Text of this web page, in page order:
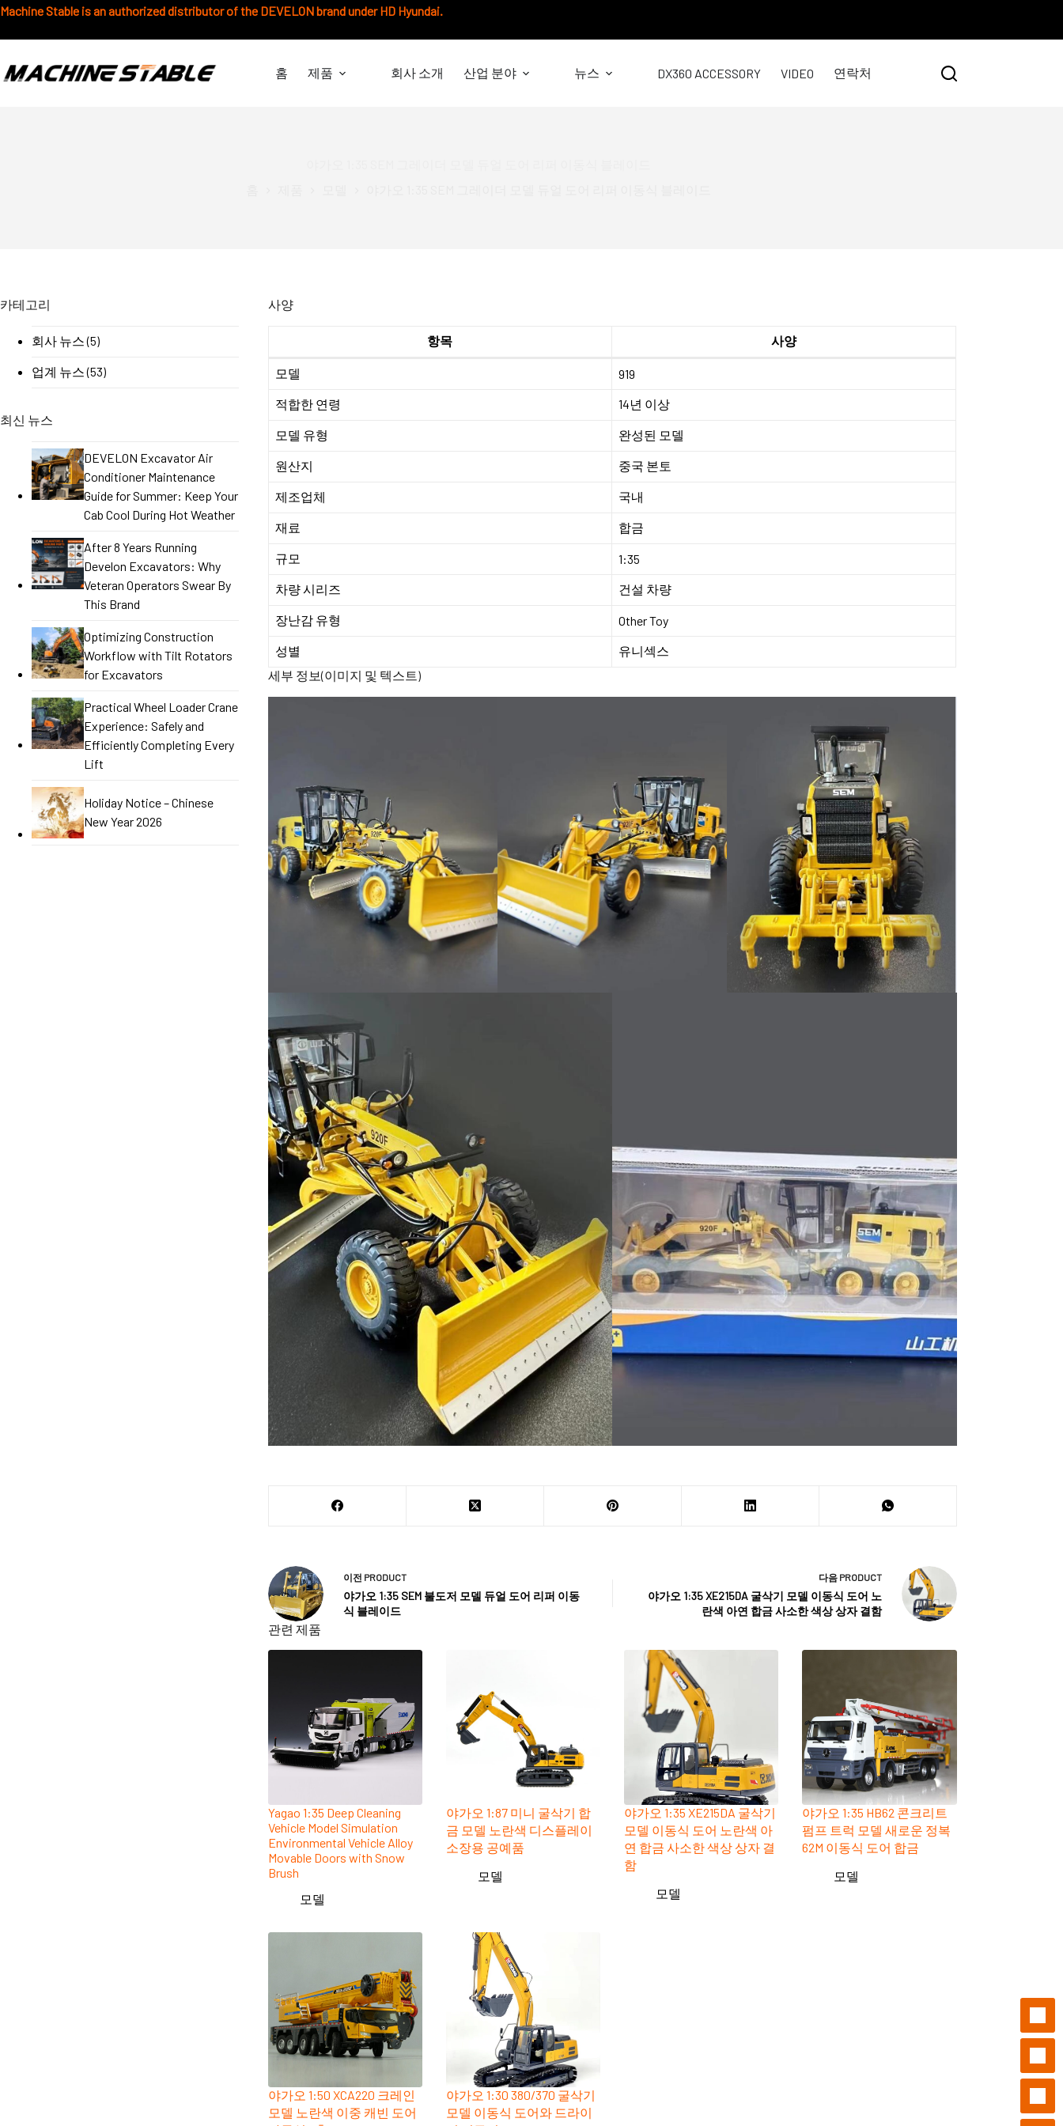
본
으
건
Machine Stable is an authorized distributor of the DEVELON brand under HD Hyundai.
홈 제품 회사 소개 산업 분야 뉴스 DX360 ACCESSORY VIDEO 연락처
사양
항목 사양
모델
919
적합한 연령
14년 이상
모델 유형 완성된 모델
원산지 중국 본토
제조업체 국내
재료 합금
규모
1:35
차량 시리즈
건설 차량
장난감 유형
Other Toy
성별
유니섹스
세부 정보(이미지 및 텍스트)
이전 PRODUCT
야가오 1:35 SEM 불도저 모델 듀얼 도어 리퍼 이동
식 블레이드
다음 PRODUCT
야가오 1:35 XE215DA 굴삭기 모델 이동식 도어 노
란색 아연 합금 사소한 색상 상자 결함
관련 제품
Yagao 1:35 Deep Cleaning
Vehicle Model Simulation
Environmental Vehicle Alloy
Movable Doors with Snow
Brush
모델
야가오 1:87 미니 굴삭기 합
금 모델 노란색 디스플레이
소장용 공예품
모델
야가오 1:35 XE215DA 굴삭기
모델 이동식 도어 노란색 아
연 합금 사소한 색상 상자 결
함
모델
야가오 1:35 HB62 콘크리트
펌프 트럭 모델 새로운 정복
62M 이동식 도어 합금
모델
야가오 1:50 XCA220 크레인
모델 노란색 이중 캐빈 도어
야가오 1:30 380/370 굴삭기
모델 이동식 도어와 드라이
카테고리
회사 뉴스(5)
업계 뉴스(53)
최신 뉴스
DEVELON Excavator Air
Conditioner Maintenance
Guide for Summer: Keep Your
Cab Cool During Hot Weather
After 8 Years Running
Develon Excavators: Why
Veteran Operators Swear By
This Brand
Optimizing Construction
Workflow with Tilt Rotators
for Excavators
Practical Wheel Loader Crane
Experience: Safely and
Efficiently Completing Every
Lift
Holiday Notice – Chinese
New Year 2026